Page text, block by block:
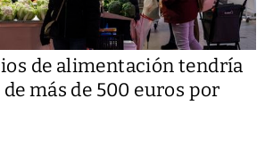
de alimentación tendría
más de 500 euros por